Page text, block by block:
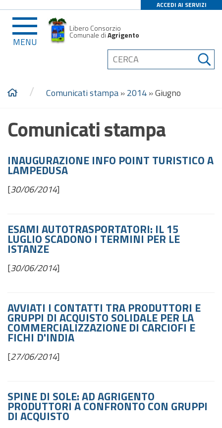
ACCEDI AI SERVIZI
MENU
Libero Consorzio
Comunale diAgrigento
/ Comunicati stampa»2014»Giugno
Comunicati stampa
INAUGURAZIONE INFO POINT TURISTICO A
LAMPEDUSA
[30/06/2014]
ESAMI AUTOTRASPORTATORI: IL 15
LUGLIO SCADONO I TERMINI PER LE
ISTANZE
[30/06/2014]
AVVIATI I CONTATTI TRA PRODUTTORI E
GRUPPI DI ACQUISTO SOLIDALE PER LA
COMMERCIALIZZAZIONE DI CARCIOFI E
FICHI D'INDIA
[27/06/2014]
SPINE DI SOLE: AD AGRIGENTO
PRODUTTORI A CONFRONTO CON GRUPPI
DI ACQUISTO